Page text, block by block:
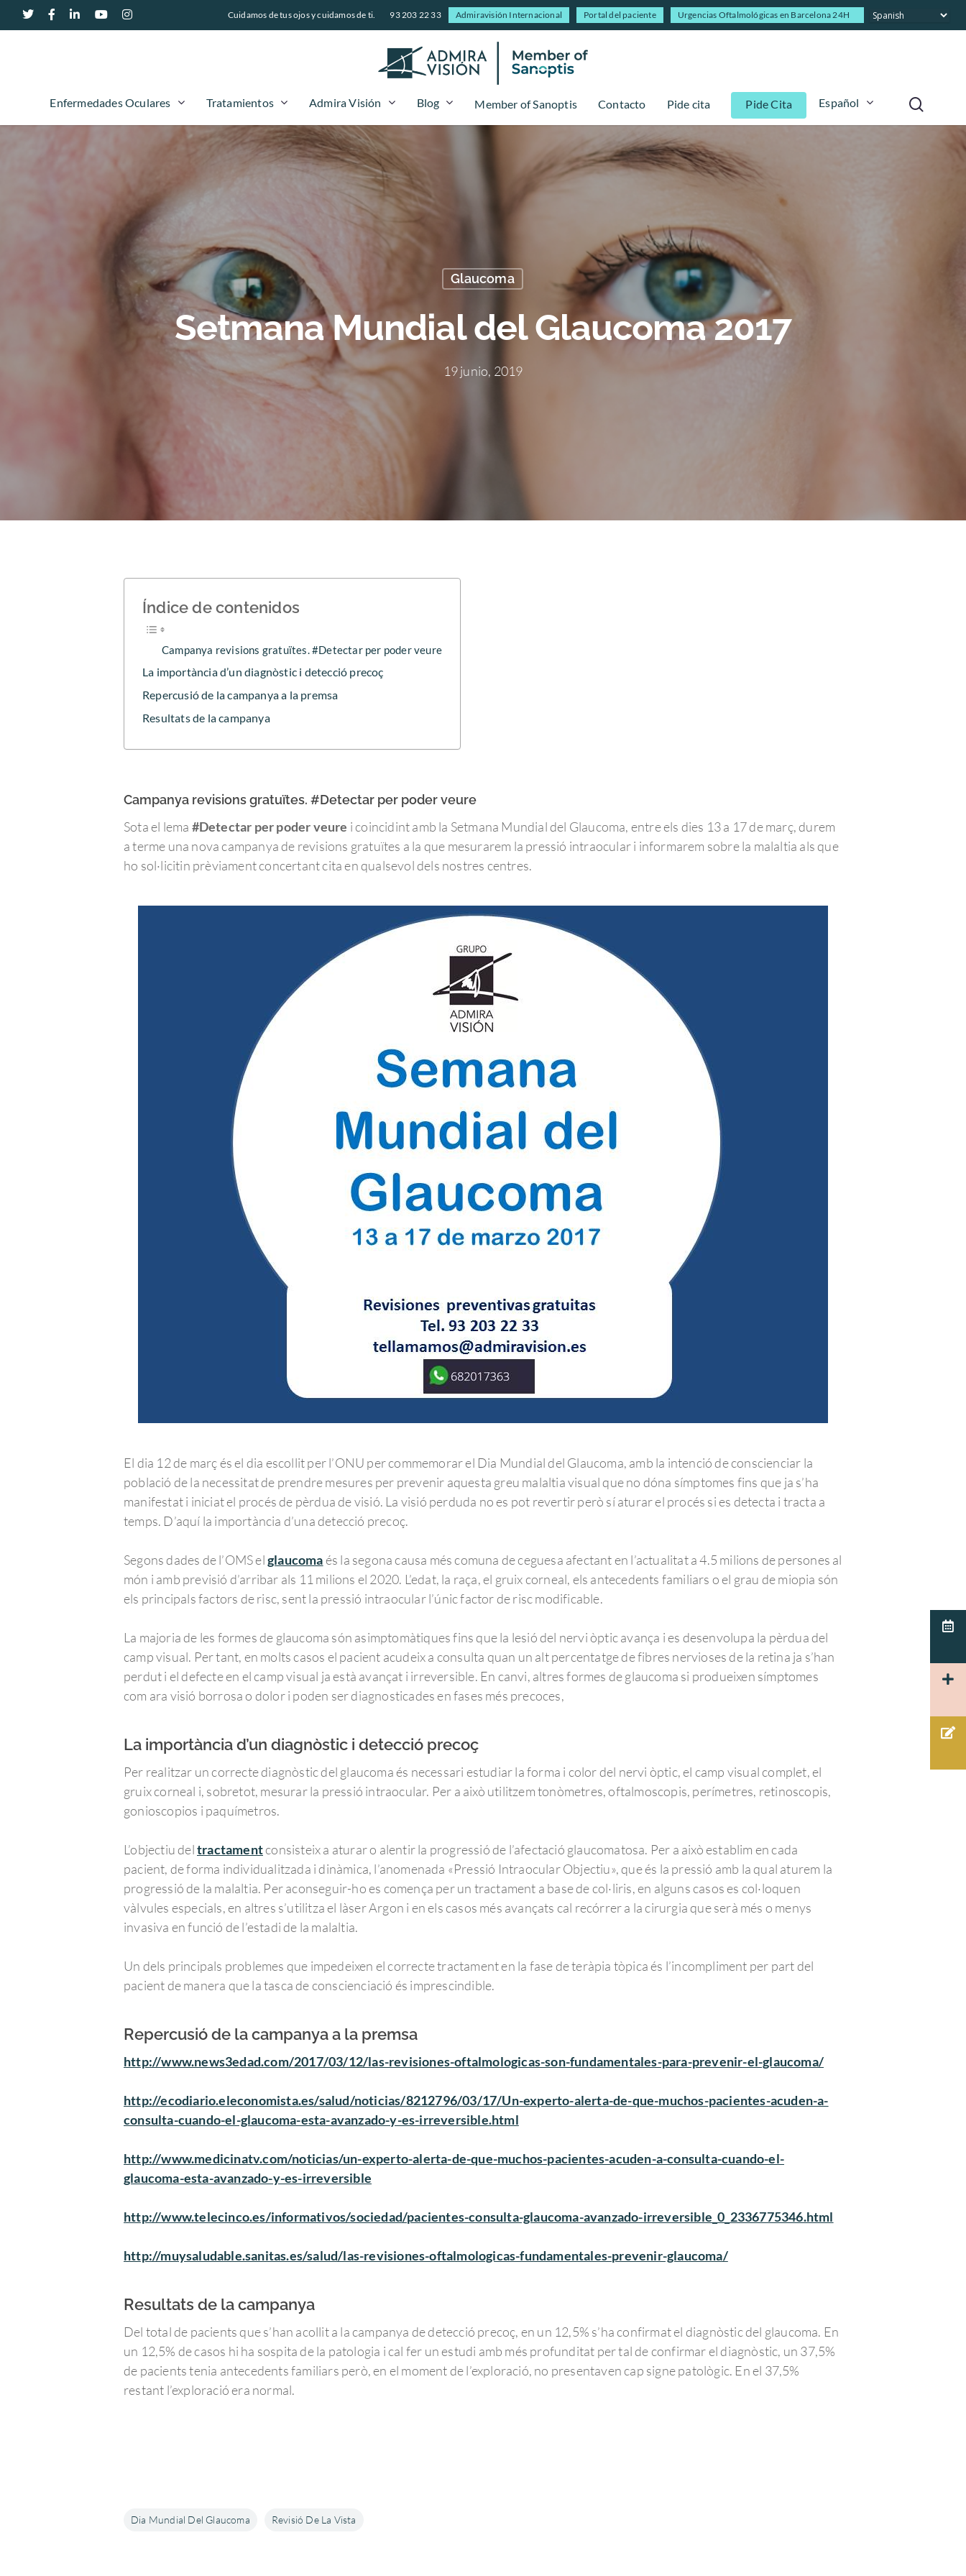
Cuidamos de tus ojos y cuidamos de ti. 93 203 22 33 Admiravisión Internacional Portal del paciente Urgencias Oftalmológicas en Barcelona 24H
Enfermedades Oculares Tratamientos Admira Visión Blog Member of Sanoptis Contacto Pide cita Pide Cita Español
Glaucoma
Setmana Mundial del Glaucoma 2017
19 junio, 2019
Índice de contenidos
Campanya revisions gratuïtes. #Detectar per poder veure
La importància d’un diagnòstic i detecció precoç
Repercusió de la campanya a la premsa
Resultats de la campanya
Campanya revisions gratuïtes. #Detectar per poder veure
Sota el lema #Detectar per poder veure i coincidint amb la Setmana Mundial del Glaucoma, entre els dies 13 a 17 de març, durem
a terme una nova campanya de revisions gratuïtes a la que mesurarem la pressió intraocular i informarem sobre la malaltia als que
ho sol·licitin prèviament concertant cita en qualsevol dels nostres centres.
El dia 12 de març és el dia escollit per l’ONU per commemorar el Dia Mundial del Glaucoma, amb la intenció de conscienciar la
població de la necessitat de prendre mesures per prevenir aquesta greu malaltia visual que no dóna símptomes fins que ja s’ha
manifestat i iniciat el procés de pèrdua de visió. La visió perduda no es pot revertir però sí aturar el procés si es detecta i tracta a
temps. D’aquí la importància d’una detecció precoç.
Segons dades de l’OMS elglaucomaés la segona causa més comuna de ceguesa afectant en l’actualitat a 4.5 milions de persones al
món i amb previsió d’arribar als 11 milions el 2020. L’edat, la raça, el gruix corneal, els antecedents familiars o el grau de miopia són
els principals factors de risc, sent la pressió intraocular l’únic factor de risc modificable.
La majoria de les formes de glaucoma són asimptomàtiques fins que la lesió del nervi òptic avança i es desenvolupa la pèrdua del
camp visual. Per tant, en molts casos el pacient acudeix a consulta quan un alt percentatge de fibres nervioses de la retina ja s’han
perdut i el defecte en el camp visual ja està avançat i irreversible. En canvi, altres formes de glaucoma si produeixen símptomes
com ara visió borrosa o dolor i poden ser diagnosticades en fases més precoces,
La importància d’un diagnòstic i detecció precoç
Per realitzar un correcte diagnòstic del glaucoma és necessari estudiar la forma i color del nervi òptic, el camp visual complet, el
gruix corneal i, sobretot, mesurar la pressió intraocular. Per a això utilitzem tonòmetres, oftalmoscopis, perímetres, retinoscopis,
gonioscopios i paquímetros.
L’objectiu deltractamentconsisteix a aturar o alentir la progressió de l’afectació glaucomatosa. Per a això establim en cada
pacient, de forma individualitzada i dinàmica, l’anomenada «Pressió Intraocular Objectiu», que és la pressió amb la qual aturem la
progressió de la malaltia. Per aconseguir-ho es comença per un tractament a base de col·liris, en alguns casos es col·loquen
vàlvules especials, en altres s’utilitza el làser Argon i en els casos més avançats cal recórrer a la cirurgia que serà més o menys
invasiva en funció de l’estadi de la malaltia.
Un dels principals problemes que impedeixen el correcte tractament en la fase de teràpia tòpica és l’incompliment per part del
pacient de manera que la tasca de conscienciació és imprescindible.
Repercusió de la campanya a la premsa
http://www.news3edad.com/2017/03/12/las-revisiones-oftalmologicas-son-fundamentales-para-prevenir-el-glaucoma/
http://ecodiario.eleconomista.es/salud/noticias/8212796/03/17/Un-experto-alerta-de-que-muchos-pacientes-acuden-a-
consulta-cuando-el-glaucoma-esta-avanzado-y-es-irreversible.html
http://www.medicinatv.com/noticias/un-experto-alerta-de-que-muchos-pacientes-acuden-a-consulta-cuando-el-
glaucoma-esta-avanzado-y-es-irreversible
http://www.telecinco.es/informativos/sociedad/pacientes-consulta-glaucoma-avanzado-irreversible_0_2336775346.html
http://muysaludable.sanitas.es/salud/las-revisiones-oftalmologicas-fundamentales-prevenir-glaucoma/
Resultats de la campanya
Del total de pacients que s’han acollit a la campanya de detecció precoç, en un 12,5% s’ha confirmat el diagnòstic del glaucoma. En
un 12,5% de casos hi ha sospita de la patologia i cal fer un estudi amb més profunditat per tal de confirmar el diagnòstic, un 37,5%
de pacients tenia antecedents familiars però, en el moment de l’exploració, no presentaven cap signe patològic. En el 37,5%
restant l’exploració era normal.
Dia Mundial Del Glaucoma Revisió De La Vista